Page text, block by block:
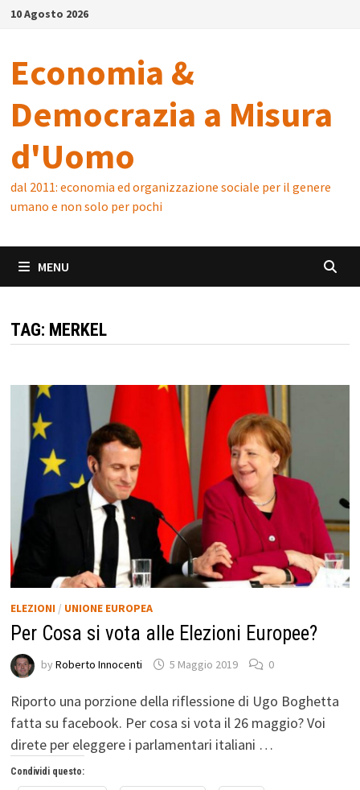
Skip10 Agosto 2026
Economia &
Democrazia a Misura
d'Uomo
dal 2011: economia ed organizzazione sociale per il genere
umano e non solo per pochi
MENU
TAG: MERKEL
ELEZIONI / UNIONE EUROPEA
Per Cosa si vota alle Elezioni Europee?
by Roberto Innocenti 5 Maggio 2019 0
Riporto una porzione della riflessione di Ugo Boghetta
fatta su facebook. Per cosa si vota il 26 maggio? Voi
direte per eleggere i parlamentari italiani …
Condividi questo: